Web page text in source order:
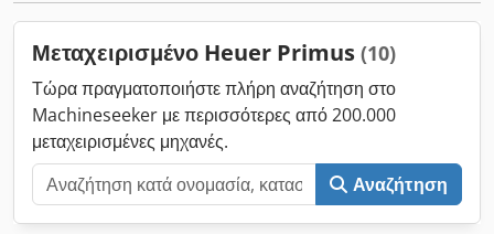
Μεταχειρισμένο Heuer Primus (10)
Τώρα πραγματοποιήστε πλήρη αναζήτηση στο
Machineseeker με περισσότερες από 200.000
μεταχειρισμένες μηχανές.
Αναζήτηση